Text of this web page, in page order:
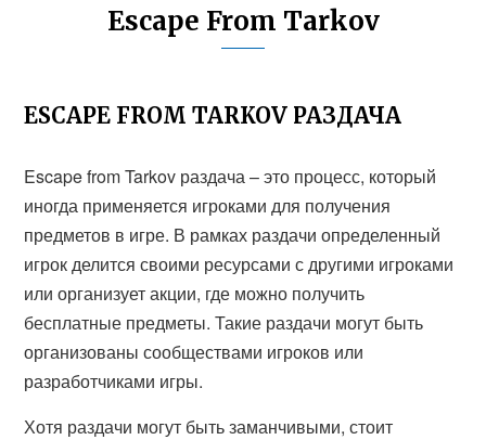
Escape From Tarkov
ESCAPE FROM TARKOV РАЗДАЧА
Escape from Tarkov раздача – это процесс, который
иногда применяется игроками для получения
предметов в игре. В рамках раздачи определенный
игрок делится своими ресурсами с другими игроками
или организует акции, где можно получить
бесплатные предметы. Такие раздачи могут быть
организованы сообществами игроков или
разработчиками игры.
Хотя раздачи могут быть заманчивыми, стоит